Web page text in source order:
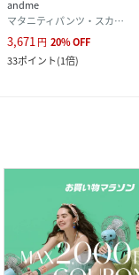
andme
マタニティパンツ・スカート
3,671 円 20%OFF
33ポイント(1倍)